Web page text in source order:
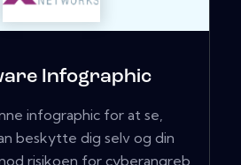
Infographic
infographic for at se,
beskytte dig selv og din
risikoen for cyberangreb